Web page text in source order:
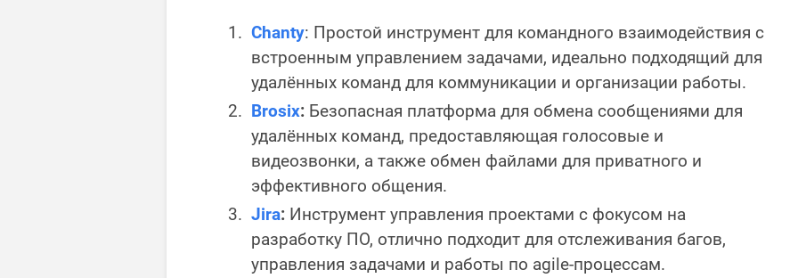
Chanty: Простой инструмент для командного взаимодействия с
встроенным управлением задачами, идеально подходящий для
удалённых команд для коммуникации и организации работы.
Brosix: Безопасная платформа для обмена сообщениями для
удалённых команд, предоставляющая голосовые и
видеозвонки, а также обмен файлами для приватного и
эффективного общения.
Jira: Инструмент управления проектами с фокусом на
разработку ПО, отлично подходит для отслеживания багов,
управления задачами и работы по agile-процессам.